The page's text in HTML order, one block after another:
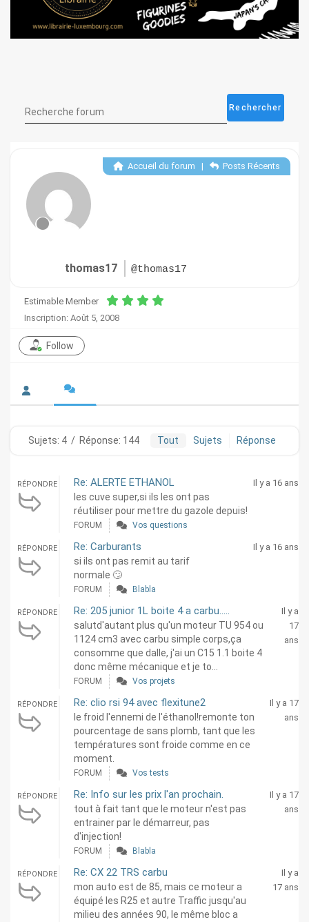
thomas17 @thomas17
Accueil du forum | Posts Récents
Estimable Member
Inscription: Août 5, 2008
Follow
Sujets: 4 / Réponse: 144 Tout Sujets Réponse
RÉPONDRE Re: ALERTE ETHANOL
les cuve super,si ils les ont pas
réutiliser pour mettre du gazole depuis!
Il y a 16 ans
FORUM Vos questions
RÉPONDRE Re: Carburants
si ils ont pas remit au tarif
normale 🙄
Il y a 16 ans
FORUM Blabla
RÉPONDRE Re: 205 junior 1L boite 4 a carbu.....
salutd'autant plus qu'un moteur TU 954 ou
1124 cm3 avec carbu simple corps,ça
consomme que dalle, j'ai un C15 1.1 boite 4
donc même mécanique et je to...
Il y a
17
ans
FORUM Vos projets
RÉPONDRE Re: clio rsi 94 avec flexitune2
le froid l'ennemi de l'éthanol!remonte ton
pourcentage de sans plomb, tant que les
températures sont froide comme en ce
moment.
Il y a 17
ans
FORUM Vos tests
RÉPONDRE Re: Info sur les prix l'an prochain.
tout à fait tant que le moteur n'est pas
entrainer par le démarreur, pas
d'injection!
Il y a 17
ans
FORUM Blabla
RÉPONDRE Re: CX 22 TRS carbu
mon auto est de 85, mais ce moteur a
équipé les R25 et autre Traffic jusqu'au
milieu des années 90, le même bloc a
Il y a
17 ans